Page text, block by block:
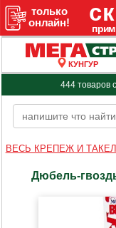
КУНГУР
444 товаров
ВЕСЬ КРЕПЕЖ И
Дюбель-